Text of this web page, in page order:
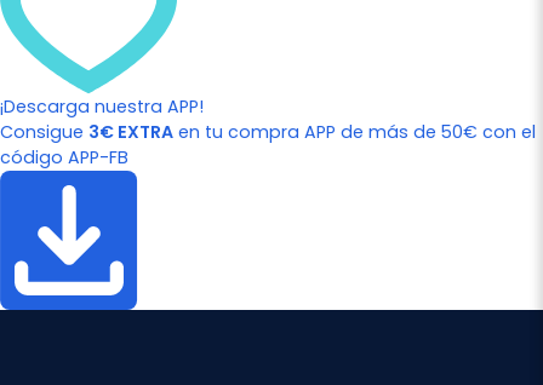
¡Descarga nuestra APP!
Consigue 3€ EXTRA en tu compra APP de más de 50€ con el
código APP-FB